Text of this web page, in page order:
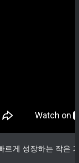
르게 성장하는 작은